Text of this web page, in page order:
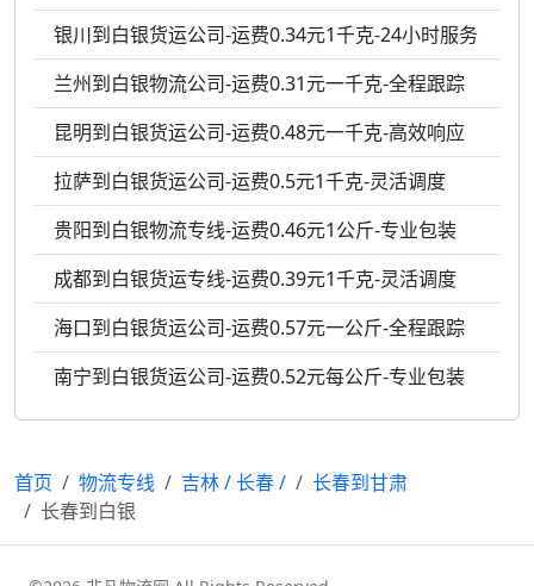
银川到白银货运公司-运费0.34元1千克-24小时服务
兰州到白银物流公司-运费0.31元一千克-全程跟踪
昆明到白银货运公司-运费0.48元一千克-高效响应
拉萨到白银货运公司-运费0.5元1千克-灵活调度
贵阳到白银物流专线-运费0.46元1公斤-专业包装
成都到白银货运专线-运费0.39元1千克-灵活调度
海口到白银货运公司-运费0.57元一公斤-全程跟踪
南宁到白银货运公司-运费0.52元每公斤-专业包装
首页 物流专线 吉林/长春/
长春到甘肃
长春到白银